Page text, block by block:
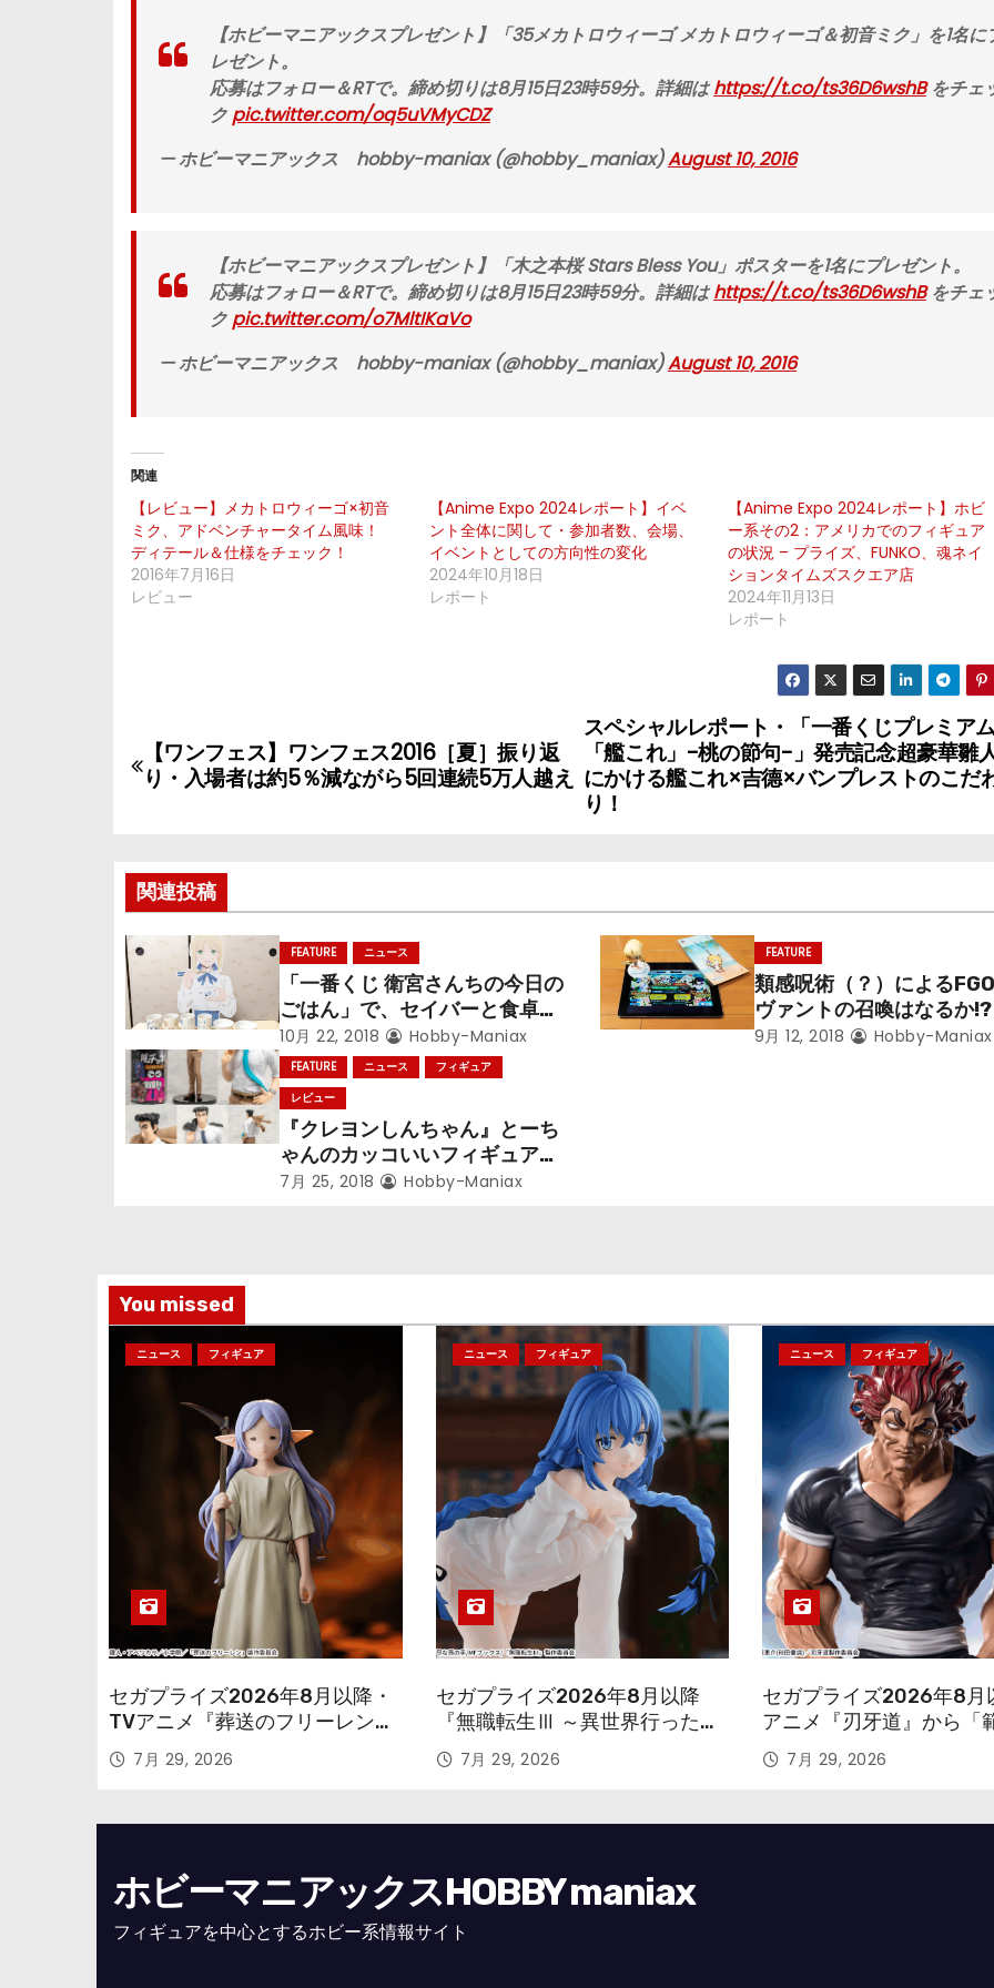
【ホビーマニアックスプレゼント】「35メカトロウィーゴ メカトロウィーゴ＆初音ミク」を1名に
レゼント。
応募はフォロー＆RTで。締め切りは8月15日23時59分。詳細はhttps://t.co/ts36D6wshBをチェ
ク pic.twitter.com/oq5uVMyCDZ
— ホビーマニアックス hobby-maniax (@hobby_maniax)August 10, 2016
【ホビーマニアックスプレゼント】「木之本桜 Stars Bless You」ポスターを1名にプレゼント。
応募はフォロー＆RTで。締め切りは8月15日23時59分。詳細はhttps://t.co/ts36D6wshBをチェ
ク pic.twitter.com/o7MltIKaVo
— ホビーマニアックス hobby-maniax (@hobby_maniax)August 10, 2016
関連
【レビュー】メカトロウィーゴ×初音
ミク、アドベンチャータイム風味！
ディテール＆仕様をチェック！
2016年7月16日
レビュー
【Anime Expo 2024レポート】イベ
ント全体に関して・参加者数、会場、
イベントとしての方向性の変化
2024年10月18日
レポート
【Anime Expo 2024レポート】ホビ
ー系その2：アメリカでのフィギュア
の状況 – プライズ、FUNKO、魂ネイ
ションタイムズスクエア店
2024年11月13日
レポート
投
稿
ビ
ゲ
ー
シ
ョ
ン
スペシャルレポート・「一番くじプレミア
「艦これ」-桃の節句-」発売記念超豪華雛
にかける艦これ×吉德×バンプレストのこだ
り！
【ワンフェス】ワンフェス2016［夏］振り返
り・入場者は約5％減ながら5回連続5万人越え
関連投稿
FEATURE ニュース
「一番くじ 衛宮さんちの今日の
ごはん」で、セイバーと食卓を
囲む！
10月 22, 2018 Hobby-Maniax
FEATURE
類感呪術（？）による
ヴァントの召喚はなるか
番くじのきゅんキャラ“ア
9月 12, 2018 Hobby-Maniax
FEATURE ニュース
フィギュア
レビュー
『クレヨンしんちゃん』とーち
ゃんのカッコいいフィギュアが
バンプレストから登場！ 野原
7月 25, 2018 Hobby-Maniax
You missed
ニュース フィギュア
セガプライズ2026年8月以降・
TVアニメ『葬送のフリーレン』
鉱山で300年働くことになっっ
ちゃった「フリーレン」を立体
7月 29, 2026
ニュース フィギュア
セガプライズ2026年8月以降
『無職転生Ⅲ ～異世界行ったら
本気だす～』から「ロキシー」
のフィギュアが登場！
7月 29, 2026
ニュース フィギュア
セガプライズ2026年8月
アニメ『刃牙道』から「
次郎」が登場ッッ!!
7月 29, 2026
ホビーマニアックスHOBBY maniax
フィギュアを中心とするホビー系情報サイト